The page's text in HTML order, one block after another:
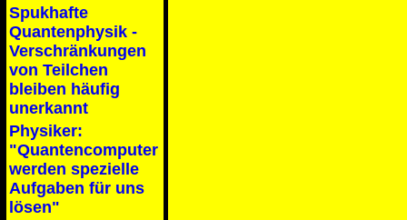
Spukhafte
Quantenphysik -
Verschränkungen
von Teilchen
bleiben häufig
unerkannt
Physiker:
"Quantencomputer
werden spezielle
Aufgaben für uns
lösen"